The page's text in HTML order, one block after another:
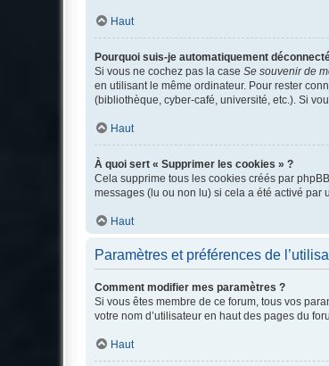
Haut
Pourquoi suis-je automatiquement
Si vous ne cochez pas la case Se souvenir de
en utilisant le même ordinateur. Pour rester
(bibliothèque, cyber-café, université, etc.). Si
Haut
À quoi sert « Supprimer les cookies » ?
Cela supprime tous les cookies créés par
messages (lu ou non lu) si cela a été activé par
Haut
Paramètres et préférences de
Comment modifier mes paramètres ?
Si vous êtes membre de ce forum, tous vos
votre nom d’utilisateur en haut des pages du
Haut